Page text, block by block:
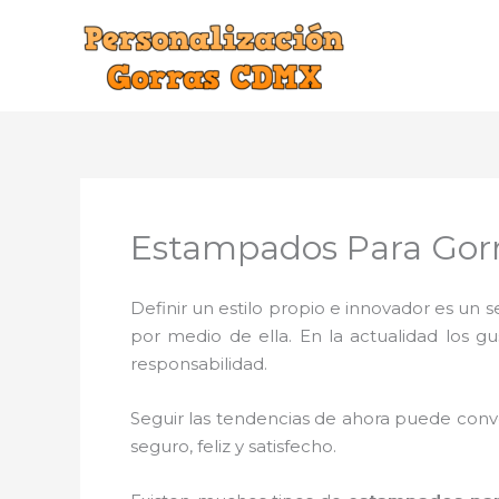
Estampados Para
Definir un estilo propio e innovador es un
por medio de ella. En la actualidad los
responsabilidad.
Seguir las tendencias de ahora puede
seguro, feliz y satisfecho.